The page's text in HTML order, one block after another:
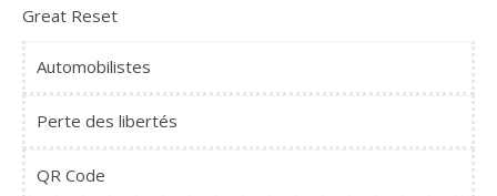
Great Reset
Automobilistes
Perte des libertés
QR Code